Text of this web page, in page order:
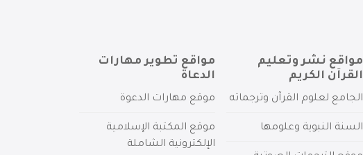
مواقع نشر وتعليم
القرآن الكريم
الجامع لعلوم القرآن وترجماته
السنة النبوية وعلومها
مواقع تطوير مهارات
الدعاة
موقع مهارات الدعوة
موقع المكتبة الإسلامية
الإلكترونية الشاملة